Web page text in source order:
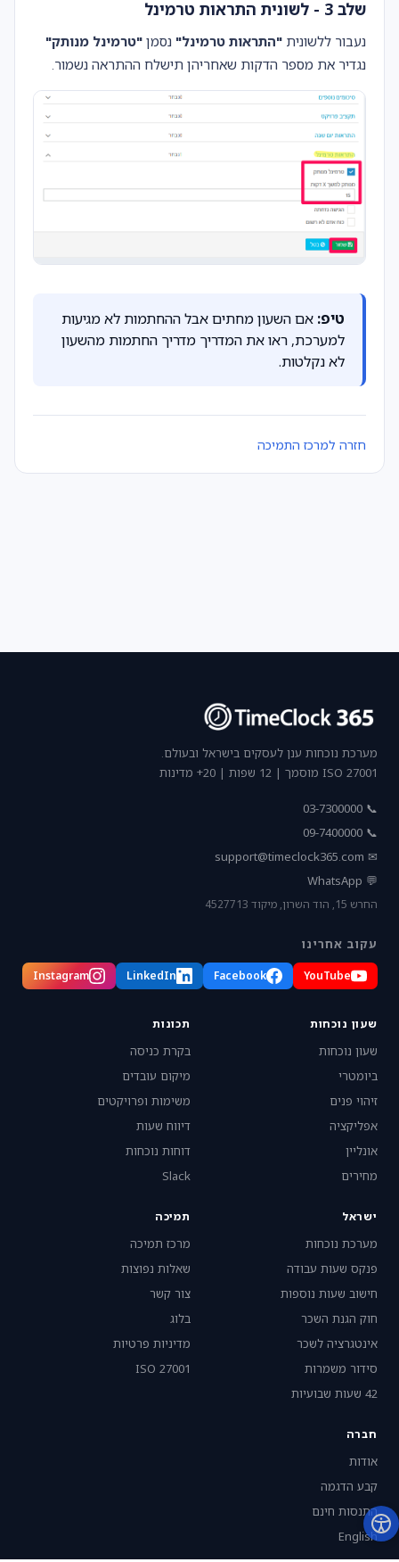
שלב 3 - לשונית התראות טרמינל
נעבור ללשונית "התראות טרמינל" נסמן "טרמינל מנותק"
נגדיר את מספר הדקות שאחריהן תישלח ההתראה נשמור.
טיפ: אם השעון מחתים אבל ההחתמות לא מגיעות
למערכת, ראו את המדריך מדריך החתמות מהשעון
לא נקלטות.
חזרה למרכז התמיכה
מערכת נוכחות ענן לעסקים בישראל ובעולם.
ISO 27001 מוסמך | 12 שפות | 20+ מדינות
📞 03-7300000
📞 09-7400000
✉
support@timeclock365.com
💬 WhatsApp
החרש 15, הוד השרון, מיקוד 4527713
עקוב אחרינו
YouTube
Facebook
LinkedIn
Instagram
שעון נוכחות
שעון נוכחות
ביומטרי
זיהוי פנים
אפליקציה
אונליין
מחירים
תכונות
בקרת כניסה
מיקום עובדים
משימות ופרויקטים
דיווח שעות
דוחות נוכחות
Slack
ישראל
מערכת נוכחות
פנקס שעות עבודה
חישוב שעות נוספות
חוק הגנת השכר
אינטגרציה לשכר
סידור משמרות
42 שעות שבועיות
תמיכה
מרכז תמיכה
שאלות נפוצות
צור קשר
בלוג
מדיניות פרטיות
ISO 27001
חברה
אודות
קבע הדגמה
התנסות חינם
English